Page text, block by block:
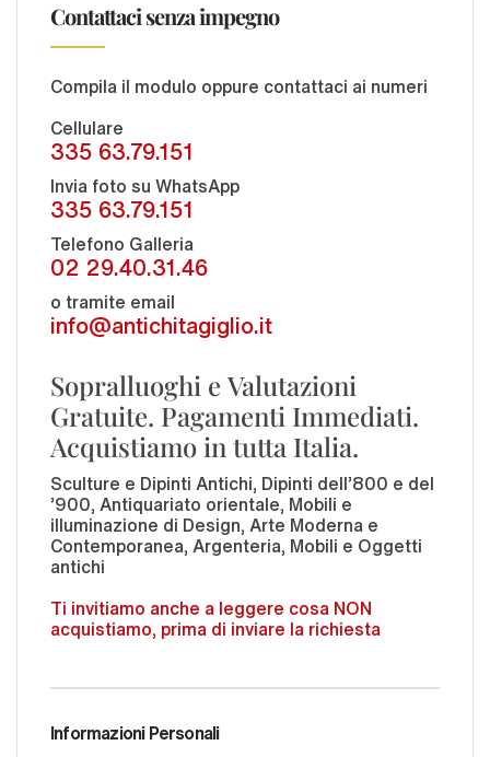
Contattaci senza impegno
Compila il modulo oppure contattaci ai numeri
Cellulare
335 63.79.151
Invia foto su WhatsApp
335 63.79.151
Telefono Galleria
02 29.40.31.46
o tramite email
info@antichitagiglio.it
Sopralluoghi e Valutazioni
Gratuite. Pagamenti Immediati.
Acquistiamo in tutta Italia.
Sculture e Dipinti Antichi, Dipinti dell'800 e del
'900, Antiquariato orientale, Mobili e
illuminazione di Design, Arte Moderna e
Contemporanea, Argenteria, Mobili e Oggetti
antichi
Ti invitiamo anche a leggere cosa NON
acquistiamo, prima di inviare la richiesta
Informazioni Personali